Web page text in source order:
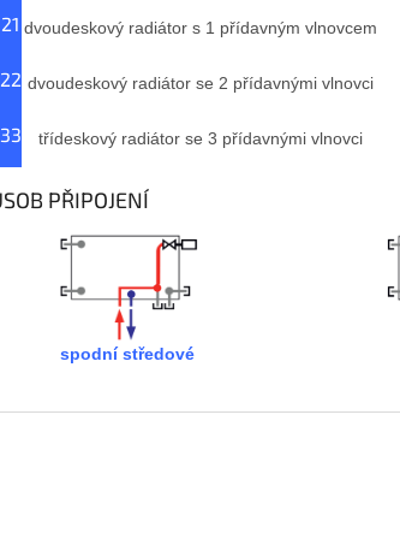
dvoudeskový radiátor s 1 přídavným vlnovcem
dvoudeskový radiátor se 2 přídavnými vlnovci
třídeskový radiátor se 3 přídavnými vlnovci
PŘIPOJENÍ
spodní středové